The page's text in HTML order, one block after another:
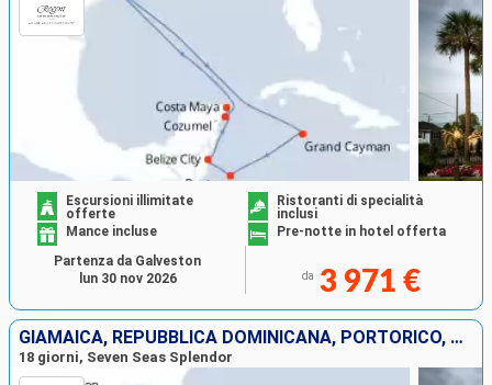
Escursioni illimitate
offerte
Ristoranti di specialità
inclusi
Mance incluse
Pre-notte in hotel offerta
da 3 971 €
Partenza da Galveston
lun 30 nov 2026
GIAMAICA, REPUBBLICA DOMINICANA, PORTORICO, SAINT-VINCENT E LE GRENADINE, SAINT MARTIN, FRANCIA, STATI UNITI, ISOLE CAYMAN
18 giorni, Seven Seas Splendor